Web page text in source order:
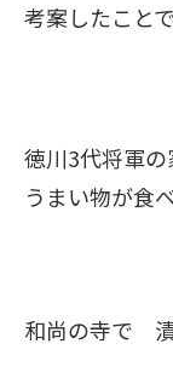
考案したこと
徳川3代将軍
うまい物が食
和尚の寺で